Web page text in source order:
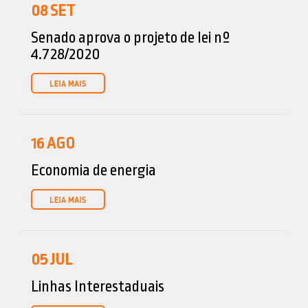
08SET
Senado aprova o projeto de lei nº
4.728/2020
16AGO
Economia de energia
05JUL
Linhas Interestaduais